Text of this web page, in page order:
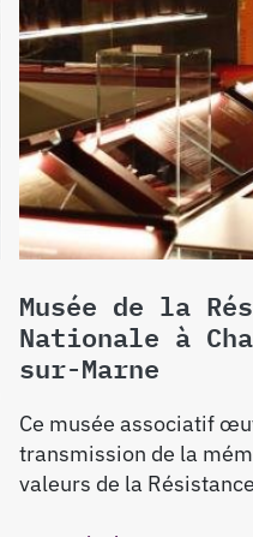
Musée de la
Nationale à
sur-Marne
Ce musée associatif
transmission de la
valeurs de la